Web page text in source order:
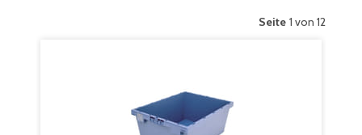
Seite 1 von 12